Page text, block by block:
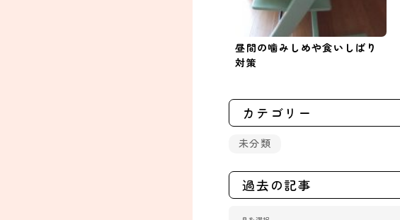
昼間の噛みしめや食いしばり
対策
カテゴリー
未分類
過去の記事